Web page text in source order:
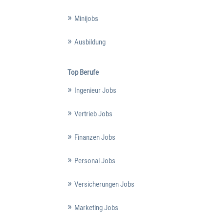
Minijobs
Ausbildung
Top Berufe
Ingenieur Jobs
Vertrieb Jobs
Finanzen Jobs
Personal Jobs
Versicherungen Jobs
Marketing Jobs